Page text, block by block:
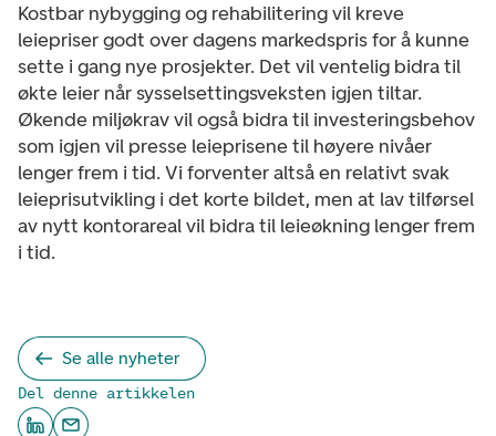
Kostbar nybygging og rehabilitering vil kreve
leiepriser godt over dagens markedspris for å kunne
sette i gang nye prosjekter. Det vil ventelig bidra til
økte leier når sysselsettingsveksten igjen tiltar.
Økende miljøkrav vil også bidra til investeringsbehov
som igjen vil presse leieprisene til høyere nivåer
lenger frem i tid. Vi forventer altså en relativt svak
leieprisutvikling i det korte bildet, men at lav tilførsel
av nytt kontorareal vil bidra til leieøkning lenger frem
i tid.
Se alle nyheter
Del denne artikkelen